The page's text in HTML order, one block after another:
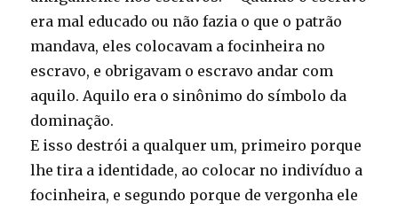
era mal educado ou não fazia o que o patrão
mandava, eles colocavam a focinheira no
escravo, e obrigavam o escravo andar com
aquilo. Aquilo era o sinônimo do símbolo da
dominação.
E isso destrói a qualquer um, primeiro porque
lhe tira a identidade, ao colocar no indivíduo a
focinheira, e segundo porque de vergonha ele